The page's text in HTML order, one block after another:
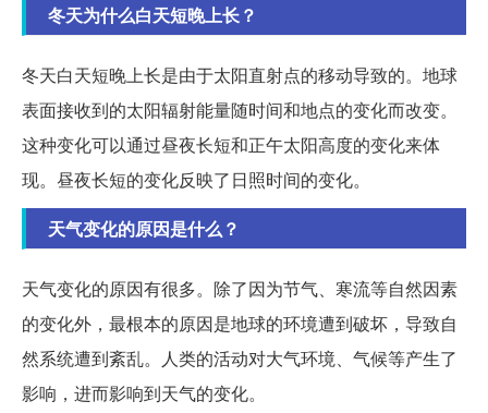
冬天为什么白天短晚上长？
冬天白天短晚上长是由于太阳直射点的移动导致的。地球
表面接收到的太阳辐射能量随时间和地点的变化而改变。
这种变化可以通过昼夜长短和正午太阳高度的变化来体
现。昼夜长短的变化反映了日照时间的变化。
天气变化的原因是什么？
天气变化的原因有很多。除了因为节气、寒流等自然因素
的变化外，最根本的原因是地球的环境遭到破坏，导致自
然系统遭到紊乱。人类的活动对大气环境、气候等产生了
影响，进而影响到天气的变化。